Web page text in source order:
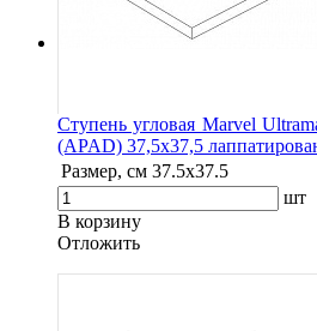
Ступень угловая Marvel
(APAD) 37,5x37,5
Размер, см 37.5x37.5
шт
В корзину
Oтложить